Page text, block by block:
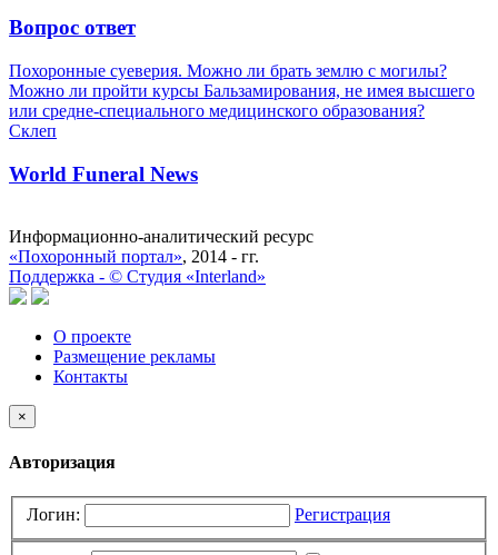
Вопрос ответ
Похоронные суеверия. Можно ли брать землю с могилы?
Можно ли пройти курсы Бальзамирования, не имея высшего
или средне-специального медицинского образования?
Склеп
World Funeral News
Информационно-аналитический ресурс
«Похоронный портал», 2014 - гг.
Поддержка - © Cтудия «Interland»
О проекте
Размещение рекламы
Контакты
×
Авторизация
Логин: Регистрация